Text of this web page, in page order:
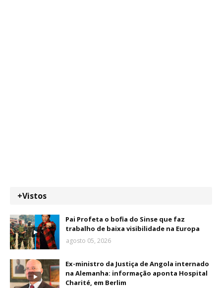
+Vistos
Pai Profeta o bofia do Sinse que faz
trabalho de baixa visibilidade na Europa
agosto 05, 2026
Ex-ministro da Justiça de Angola internado
na Alemanha: informação aponta Hospital
Charité, em Berlim